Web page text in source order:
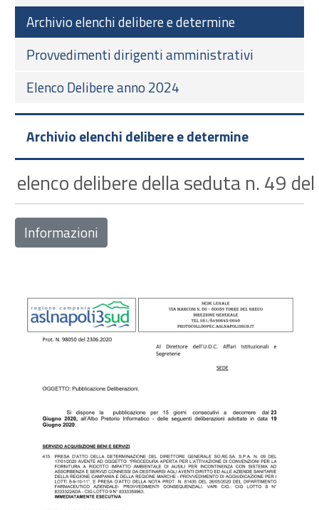
Archivio elenchi delibere e determine
Provvedimenti dirigenti amministrativi
Elenco Delibere anno 2024
Archivio elenchi delibere e determine
elenco delibere della seduta n. 49
Informazioni